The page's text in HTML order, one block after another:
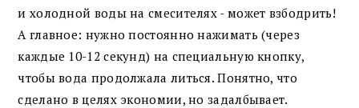
и холодной воды на смесителях - может взбодрить!
А главное: нужно постоянно нажимать (через
каждые 10-12 секунд) на специальную кнопку,
чтобы вода продолжала литься. Понятно, что
сделано в целях экономии, но задалбывает.